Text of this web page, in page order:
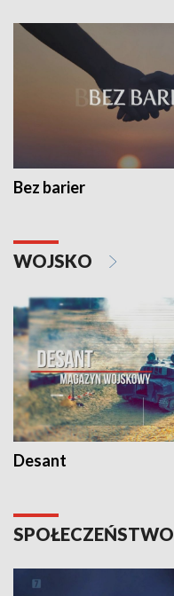
Bez barier
WOJSKO
Desant
SPOŁECZEŃSTWO